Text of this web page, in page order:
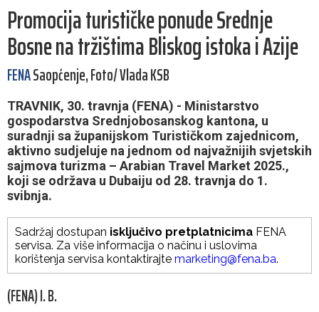
Promocija turističke ponude Srednje
Bosne na tržištima Bliskog istoka i Azije
FENASaopćenje, Foto/ Vlada KSB
TRAVNIK, 30. travnja (FENA) - Ministarstvo
gospodarstva Srednjobosanskog kantona, u
suradnji sa županijskom Turističkom zajednicom,
aktivno sudjeluje na jednom od najvažnijih svjetskih
sajmova turizma – Arabian Travel Market 2025.,
koji se održava u Dubaiju od 28. travnja do 1.
svibnja.
Sadržaj dostupan isključivo pretplatnicima FENA
servisa. Za više informacija o načinu i uslovima
korištenja servisa kontaktirajte marketing@fena.ba.
(FENA) I. B.